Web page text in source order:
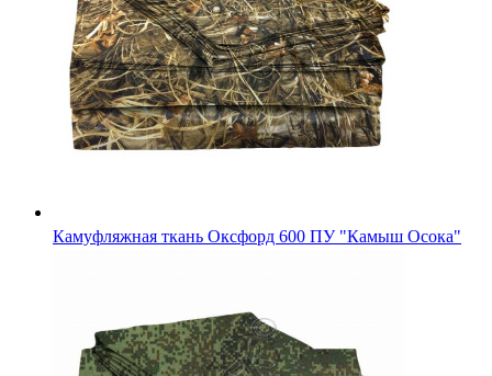
Ткань камуфляж "Грета" Смесовая (80%пэ / 20%хл),